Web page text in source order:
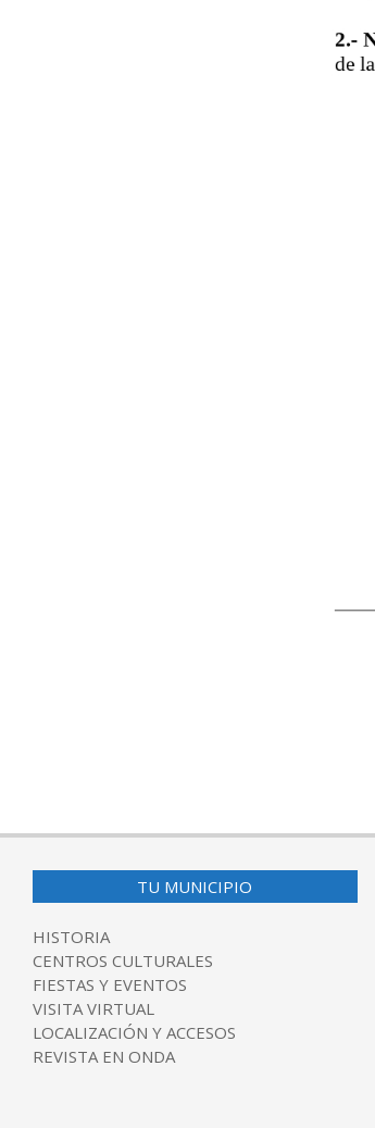
07-
TU MUNICIPIO
HISTORIA
CENTROS CULTURALES
FIESTAS Y EVENTOS
VISITA VIRTUAL
LOCALIZACIÓN Y ACCESOS
REVISTA EN ONDA